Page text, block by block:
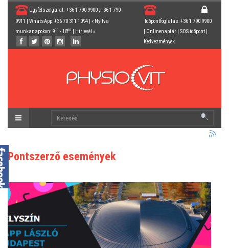
Ügyfélszolgálat: +36 1 790 9900 , +36 1 790
9911 | WhatsApp: +36 70 311 1094 | « Nyitva
munkanapokon: 900 - 1800 Hírlevél »
Időpontfoglalás: +36 1 790 9900
Onlinenaptár| SOS időpont|
Kedvezmények
Pontszerző események